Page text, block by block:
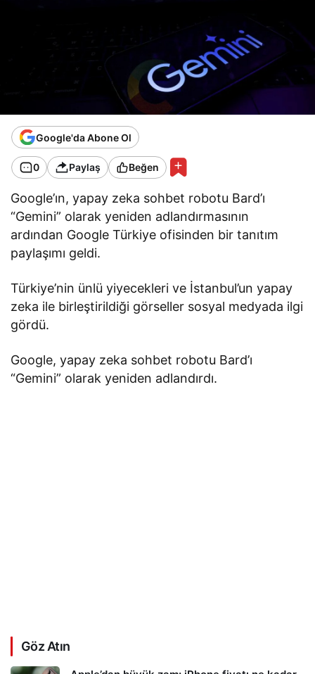
Google'da Abone Ol
0 Paylaş Beğen
Google’ın, yapay zeka sohbet robotu Bard’ı
“Gemini” olarak yeniden adlandırmasının
ardından Google Türkiye ofisinden bir tanıtım
paylaşımı geldi.
Türkiye’nin ünlü yiyecekleri ve İstanbul’un yapay
zeka ile birleştirildiği görseller sosyal medyada ilgi
gördü.
Google, yapay zeka sohbet robotu Bard’ı
“Gemini” olarak yeniden adlandırdı.
Göz Atın